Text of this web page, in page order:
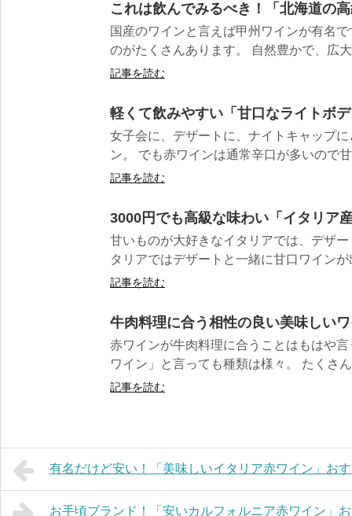
これは飲んでみるべき！「北海道の
国産のワインと言えば甲州ワインが有名
のがたくさんあります。 自然豊かで、広
記事を読む
軽くて飲みやすい「甘口なライトボ
女子会に、デザートに、ナイトキャップ
ン。 でも赤ワインは通常辛口が多いので
記事を読む
3000円でも高級な味わい「イタリア
甘いものが大好きなイタリアでは、デザ
タリアではデザートと一緒に甘口ワイン
記事を読む
牛肉料理に合う相性の良い美味しい
赤ワインが牛肉料理に合うことはもはや
ワイン」と言っても種類は様々。 たくさ
記事を読む
有名だけど安い！「美味しいイタリア赤ワイン」お
お手頃ブランド！「安いカルフォルニア赤ワイン」